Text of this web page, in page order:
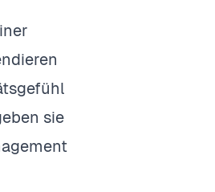
sie